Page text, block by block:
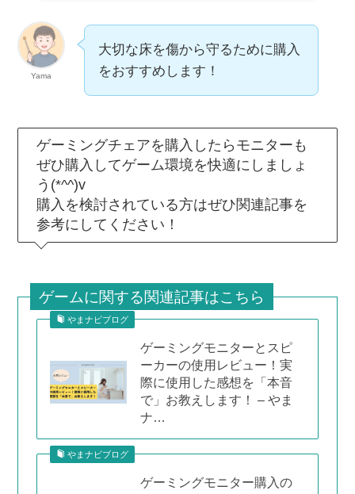
Yama
大切な床を傷から守るために購入
をおすすめします！
ゲーミングチェアを購入したらモニターも
ぜひ購入してゲーム環境を快適にしましょ
う(*^^)v
購入を検討されている方はぜひ関連記事を
参考にしてください！
ゲームに関する関連記事はこちら
やまナビブログ
ゲーミングモニターとスピ
ーカーの使用レビュー！実
際に使用した感想を「本音
で」お教えします！ – やま
ナ…
やまナビブログ
ゲーミングモニター購入の